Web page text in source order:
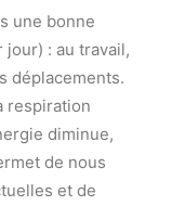
une bonne
jour) : au travail,
déplacements.
respiration
diminue,
de nous
et de